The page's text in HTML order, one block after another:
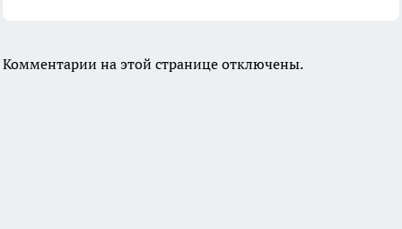
Комментарии на этой странице отключены.